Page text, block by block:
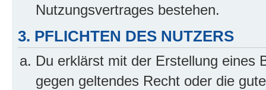
Nutzungsvertrages bestehen.
3. PFLICHTEN DES NUTZERS
Du erklärst mit der Erstellung eines
gegen geltendes Recht oder die